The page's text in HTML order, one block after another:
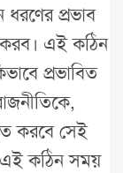
প্রভাব
এই কঠিন
প্রভাবিত
করবে সেই
এই কঠিন সময়